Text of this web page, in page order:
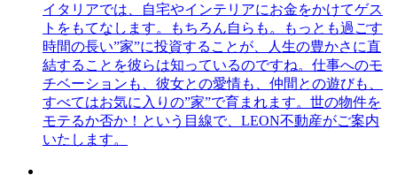
イタリアでは、自宅やインテリアにお金をかけてゲス
トをもてなします。もちろん自らも。もっとも過ごす
時間の長い”家”に投資することが、人生の豊かさに直
結することを彼らは知っているのですね。仕事へのモ
チベーションも、彼女との愛情も、仲間との遊びも、
すべてはお気に入りの”家”で育まれます。世の物件を
モテるか否か！という目線で、LEON不動産がご案内
いたします。